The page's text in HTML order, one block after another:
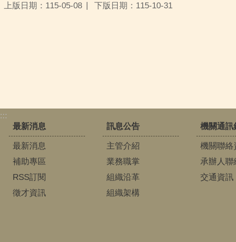
上版日期：115-05-08
下版日期：115-10-31
:::
最新消息
最新消息
補助專區
RSS訂閱
徵才資訊
訊息公告
主管介紹
業務職掌
組織沿革
組織架構
機關通訊
機關聯絡
承辦人聯
交通資訊